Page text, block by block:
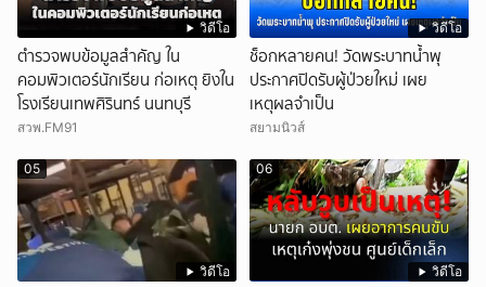
วิดีโอ
ตำรวจพบข้อมูลสำคัญ ใน
คอมพิวเตอร์นักเรียน ก่อเหตุ ยิงใน
โรงเรียนเทพศิรินทร์ นนทบุรี
สวพ.FM91
วิดีโอ
ช็อกหลายคน! วัดพระบาทน้ำพุ
ประกาศปิดรับผู้ป่วยใหม่ เผย
เหตุผลจำเป็น
สยามนิวส์
วิดีโอ
05
วิดีโอ
06